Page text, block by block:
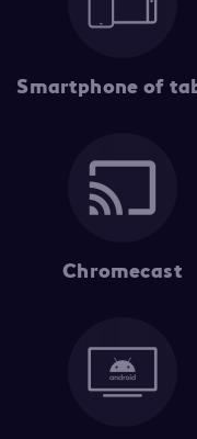
Smartphone of
Chromecast